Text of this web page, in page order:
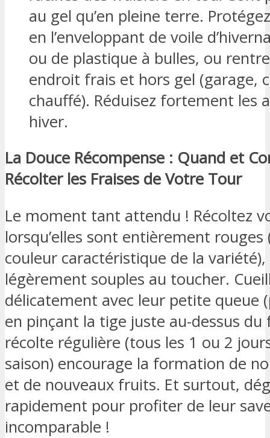
au gel qu’en pleine terre.
en l’enveloppant de voile
ou de plastique à bulles, ou
endroit frais et hors gel (garage,
chauffé). Réduisez fortement les
hiver.
La Douce Récompense : Quand et
Récolter les Fraises de Votre Tour
Le moment tant attendu ! Récoltez
lorsqu’elles sont entièrement rouges
couleur caractéristique de la
légèrement souples au toucher.
délicatement avec leur petite queue
en pinçant la tige juste au-dessus du
récolte régulière (tous les 1 ou 2
saison) encourage la formation de
et de nouveaux fruits. Et surtout,
rapidement pour profiter de leur
incomparable !